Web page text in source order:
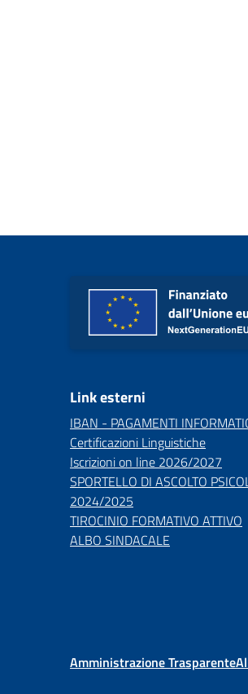
Link esterni
IBAN - PAGAMENTI
Certificazioni Linguistiche
Iscrizioni on line 2026/2027
SPORTELLO DI ASCOLTO
2024/2025
TIROCINIO FORMATIVO ATTIVO
ALBO SINDACALE
Amministrazione Trasparente